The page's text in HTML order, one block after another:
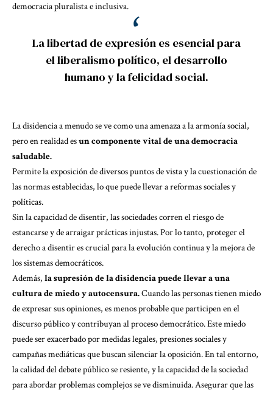
democracia pluralista e inclusiva.
La libertad de expresión es esencial para
el liberalismo político, el desarrollo
humano y la felicidad social.
La disidencia a menudo se ve como una amenaza a la armonía social,
pero en realidad esun componente vital de una democracia
saludable.
Permite la exposición de diversos puntos de vista y la cuestionación de
las normas establecidas, lo que puede llevar a reformas sociales y
políticas.
Sin la capacidad de disentir, las sociedades corren el riesgo de
estancarse y de arraigar prácticas injustas. Por lo tanto, proteger el
derecho a disentir es crucial para la evolución continua y la mejora de
los sistemas democráticos.
Además, la supresión de la disidencia puede llevar a una
cultura de miedo y autocensura.Cuando las personas tienen miedo
de expresar sus opiniones, es menos probable que participen en el
discurso público y contribuyan al proceso democrático. Este miedo
puede ser exacerbado por medidas legales, presiones sociales y
campañas mediáticas que buscan silenciar la oposición. En tal entorno,
la calidad del debate público se resiente, y la capacidad de la sociedad
para abordar problemas complejos se ve disminuida. Asegurar que las